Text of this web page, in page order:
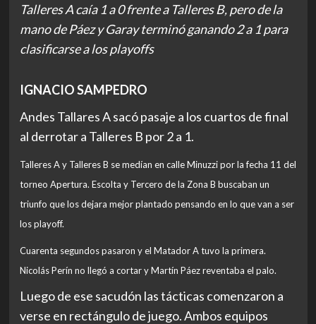
Talleres A caía 1 a 0 frente a Talleres B, pero de la
mano de Páez y Garay terminó ganando 2 a 1 para
clasificarse a los playoffs
IGNACIO SAMPEDRO
Andes Tallares A sacó pasaje a los cuartos de final
al derrotar a Talleres B por 2 a 1.
Talleres A y Talleres B se medían en calle Minuzzi por la fecha 11 del
torneo Apertura. Escolta y Tercero de la Zona B buscaban un
triunfo que los dejara mejor plantado pensando en lo que van a ser
los playoff.
Cuarenta segundos pasaron y el Matador A tuvo la primera.
Nicolás Perín no llegó a cortar y Martín Páez reventaba el palo.
Luego de ese sacudón las tácticas comenzaron a
verse en rectángulo de juego. Ambos equipos